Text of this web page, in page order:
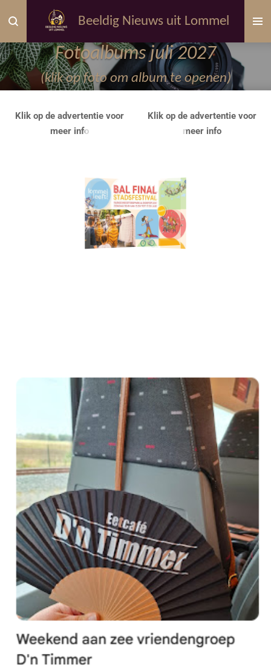
direct
naar
de
hoofdinhoud
Beeldig Nieuws uit Lommel
Fotoalbums juli 2027
(klik op foto om album te openen)
Klik op de advertentie voor
meer info
Klik op de advertentie voor
meer info